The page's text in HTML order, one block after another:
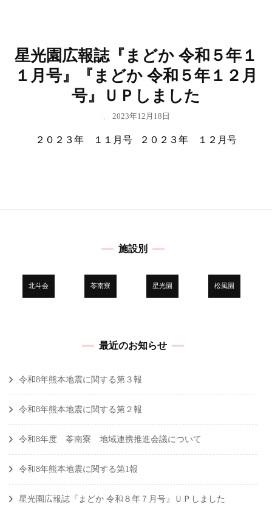
星光園広報誌『まどか 令和５年１
１月号』『まどか 令和５年１２月
号』ＵＰしました
2023年12月18日
２０２３年 １１月号 ２０２３年 １２月号
施設別
北斗会 苓南寮 星光園 松風園
最近のお知らせ
令和8年熊本地震に関する第３報
令和8年熊本地震に関する第２報
令和8年度 苓南寮 地域連携推進会議について
令和8年熊本地震に関する第1報
星光園広報誌『まどか 令和８年７月号』ＵＰしました